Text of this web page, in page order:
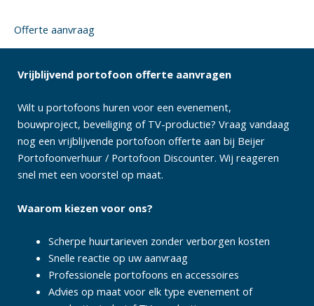
Offerte aanvraag
Vrijblijvend portofoon offerte aanvragen
Wilt u portofoons huren voor een evenement,
bouwproject, beveiliging of TV-productie? Vraag vandaag
nog een vrijblijvende portofoon offerte aan bij Beijer
Portofoonverhuur / Portofoon Discounter. Wij reageren
snel met een voorstel op maat.
Waarom kiezen voor ons?
Scherpe huurtarieven zonder verborgen kosten
Snelle reactie op uw aanvraag
Professionele portofoons en accessoires
Advies op maat voor elk type evenement of